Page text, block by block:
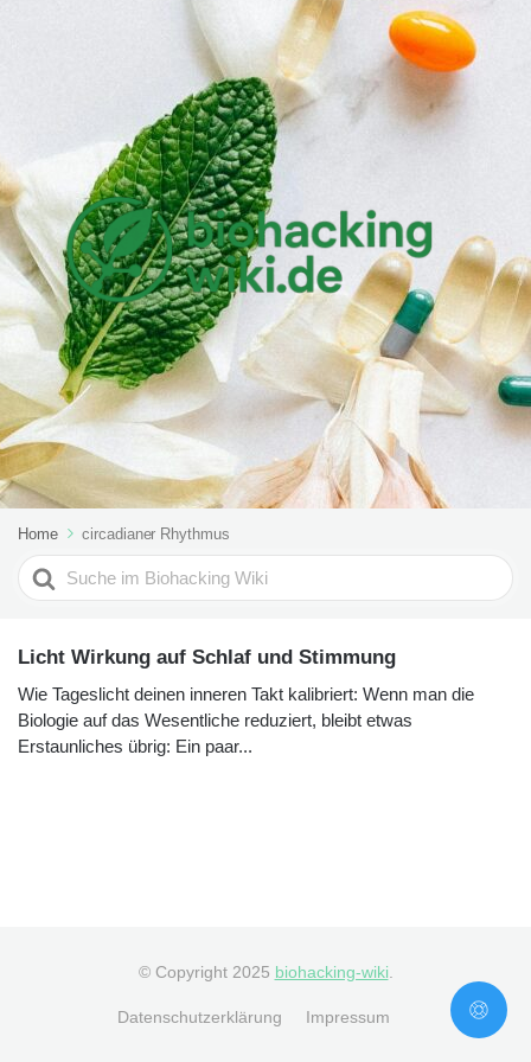
Home circadianer Rhythmus
Search
For
Licht Wirkung auf Schlaf und Stimmung
Wie Tageslicht deinen inneren Takt kalibriert: Wenn man die
Biologie auf das Wesentliche reduziert, bleibt etwas
Erstaunliches übrig: Ein paar...
© Copyright 2025 biohacking-wiki
Datenschutzerklärung Impressum